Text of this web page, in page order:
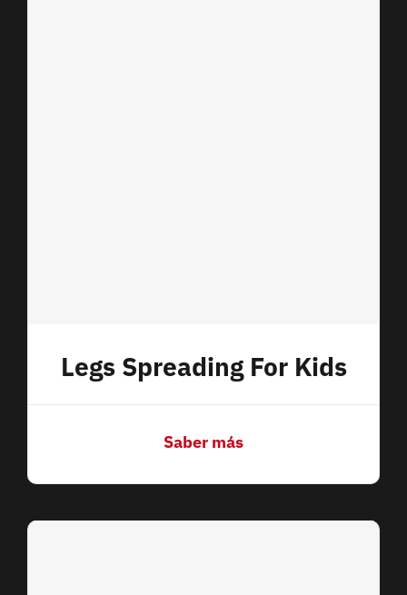
Legs Spreading For Kids
Saber más